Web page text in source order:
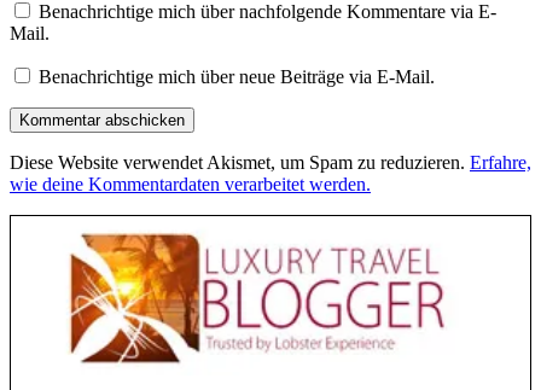
Benachrichtige mich über nachfolgende Kommentare via E-
Mail.
Benachrichtige mich über neue Beiträge via E-Mail.
Diese Website verwendet Akismet, um Spam zu reduzieren. Erfahre,
wie deine Kommentardaten verarbeitet werden.